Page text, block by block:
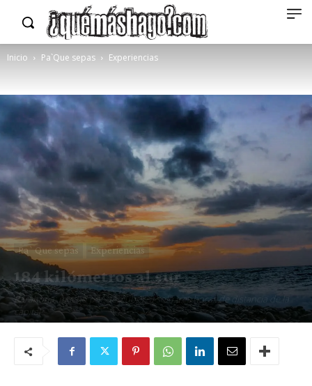
Inicio Pa`Que sepas Experiencias
Pa`Que sepas Experiencias
184 kilómetros al sur
Barahona: mucho por descubrir, a solo tres horas de distancia de la
capital